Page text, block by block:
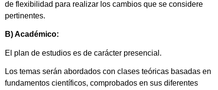
de flexibilidad para realizar los cambios que se considere
pertinentes.
B) Académico:
El plan de estudios es de carácter presencial.
Los temas serán abordados con clases teóricas basadas en
fundamentos científicos, comprobados en sus diferentes